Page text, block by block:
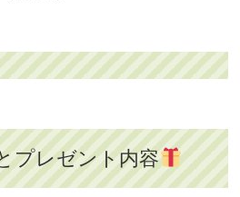
プレゼント内容